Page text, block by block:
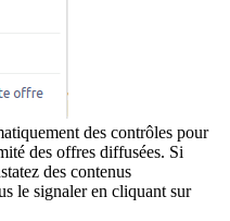
des contrôles pour
des offres diffusées. Si
des contenus
le signaler en cliquant sur